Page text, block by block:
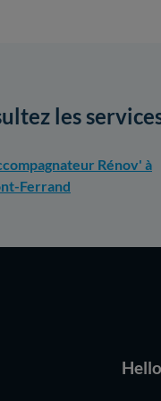
les
Rénov' à
Ferrand